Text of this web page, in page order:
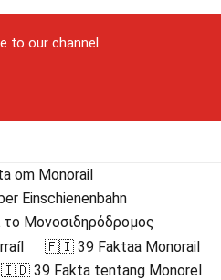
to our channel
om Monorail
Einschienenbahn
Μονοσιδηρόδρομος
🇫🇮 39 Faktaa Monorail
🇮🇩 39 Fakta tentang Monorel